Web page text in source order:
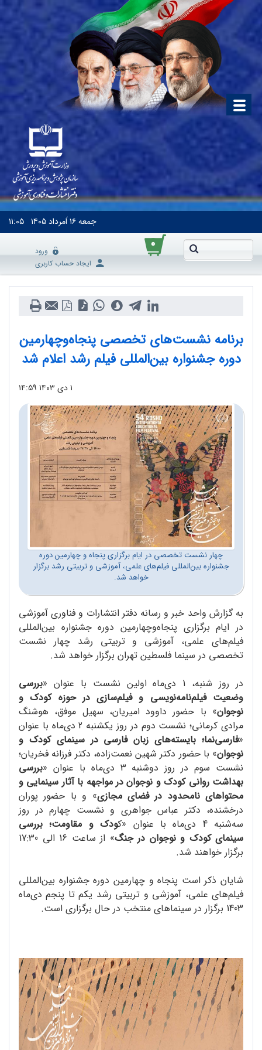
جمعه۱۶ اَمرداد ۱۴۰۵ ۱۱:۰۵
۰
ورود
ایجاد حساب کاربری
برنامه نشست‌‌های تخصصی پنجاه‌وچهارمین
دوره جشنواره بین‌المللی فیلم‌ رشد اعلام شد
۱ دی ۱۴۰۳ ۱۴:۵۹
چهار نشست تخصصی در ایام برگزاری پنجاه و چهارمین دوره
جشنواره بین‌المللی فیلم‌های علمی، آموزشی و تربیتی رشد برگزار
خواهد شد.
به گزارش واحد خبر و رسانه دفتر انتشارات و فناوری آموزشی
در ایام برگزاری پنجاه‌وچهارمین دوره جشنواره بین‌المللی
فیلم‌های علمی، آموزشی و تربیتی رشد چهار نشست
تخصصی در سینما فلسطین تهران برگزار خواهد شد.
در روز شنبه، 1 دی‌ماه اولین نشست با عنوان «
بررسی
وضعیت فیلم‌نامه‌نویسی و فیلم‌سازی در حوزه کودک و
نوجوان» با حضور داوود امیریان، سهیل موفق، هوشنگ
مرادی کرمانی؛ نشست دوم در روز یکشنبه 2 دی‌ماه با عنوان
«فارسی‌نما؛ بایسته‌های زبان فارسی در سینمای کودک و
نوجوان» با حضور دکتر شهین نعمت‌زاده، دکتر فرزانه فخریان؛
نشست سوم در روز دوشنبه 3 دی‌ماه با عنوان «
بررسی
بهداشت روانی کودک و نوجوان در مواجهه با آثار سینمایی و
محتواهای نامحدود در فضای مجازی» و با حضور پوران
درخشنده، دکتر عباس جواهری و نشست چهارم در روز
سه‌شنبه 4 دی‌ماه با عنوان «ک
ودک و مقاومت؛ بررسی
سینمای کودک و نوجوان در جنگ
» از ساعت 16 الی 17:30
برگزار خواهند شد.
شایان ذکر است پنجاه و چهارمین دوره جشنواره بین‌المللی
فیلم‌های علمی، آموزشی و تربیتی رشد یکم تا پنجم دی‌ماه
1403 برگزار در سینماهای منتخب در حال برگزاری است.